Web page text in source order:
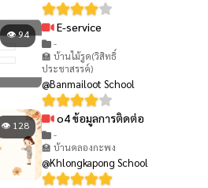
👁 94 E-service
-
🏫 บ้านไม้รูด(วิสิทธิ์
ประชาสรรค์)
@Banmailoot School
👁 128 o4 ข้อมูลการติดต่อ
-
🏫 บ้านคลองกะพง
@Khlongkapong School